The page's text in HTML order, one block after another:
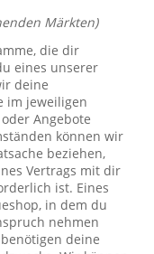
Märkten)
die dir
eines unserer
deine
im jeweiligen
Angebote
können wir
beziehen,
Vertrags mit dir
ist. Eines
in dem du
nehmen
deine